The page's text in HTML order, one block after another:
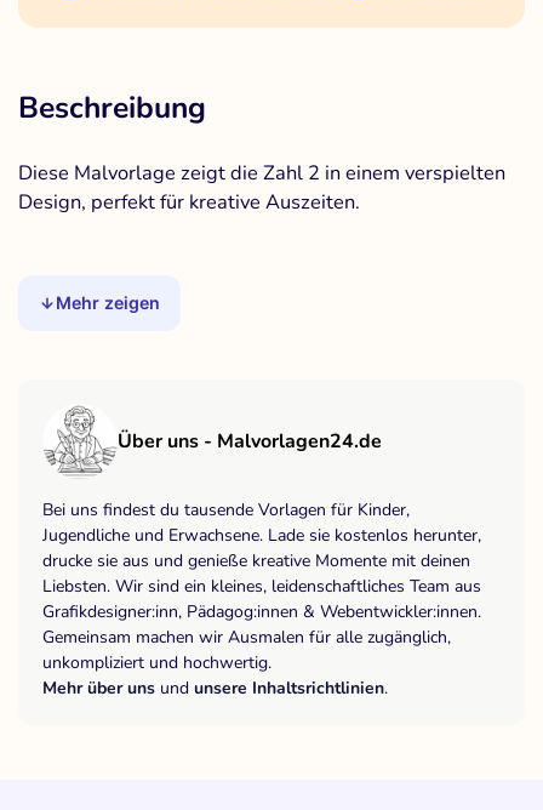
Beschreibung
Diese Malvorlage zeigt die Zahl 2 in einem verspielten
Design, perfekt für kreative Auszeiten.
Mehr zeigen
Über uns - Malvorlagen24.de
Bei uns findest du tausende Vorlagen für Kinder,
Jugendliche und Erwachsene. Lade sie kostenlos herunter,
drucke sie aus und genieße kreative Momente mit deinen
Liebsten. Wir sind ein kleines, leidenschaftliches Team aus
Grafikdesigner:inn, Pädagog:innen & Webentwickler:innen.
Gemeinsam machen wir Ausmalen für alle zugänglich,
unkompliziert und hochwertig.
Mehr über uns und unsere Inhaltsrichtlinien.